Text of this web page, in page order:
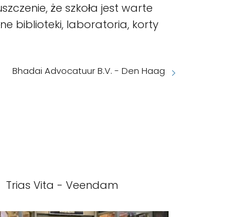
że szkoła jest warte
biblioteki, laboratoria, korty
Bhadai Advocatuur B.V. - Den Haag
Trias Vita - Veendam